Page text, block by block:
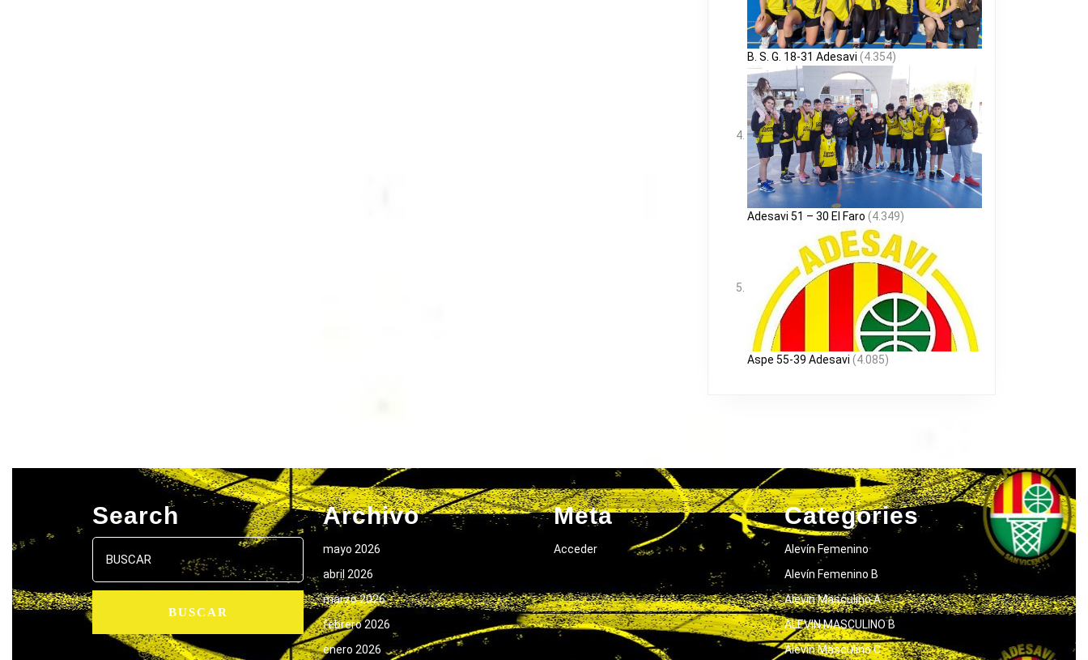
B. S. G. 18-31 Adesavi (4.354)
Adesavi 51 – 30 El Faro (4.349)
Aspe 55-39 Adesavi (4.085)
Search
Buscar:
Archivo
mayo 2026
abril 2026
marzo 2026
febrero 2026
enero 2026
Meta
Acceder
Categories
Alevín Femenino
Alevín Femenino B
Alevín Masculino A
ALEVIN MASCULINO B
Alevín Masculino C